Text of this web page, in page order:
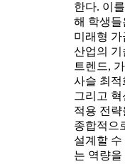
한다. 이
해 학생들
미래형 가
산업의 기
트렌드,
사슬 최적
그리고 혁
적용 전략
종합적으
설계할 수
는 역량을